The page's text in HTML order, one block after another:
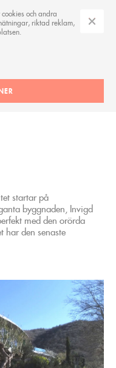
och andra
riktad reklam,
startar på
byggnaden, Invigd
med den orörda
har den senaste